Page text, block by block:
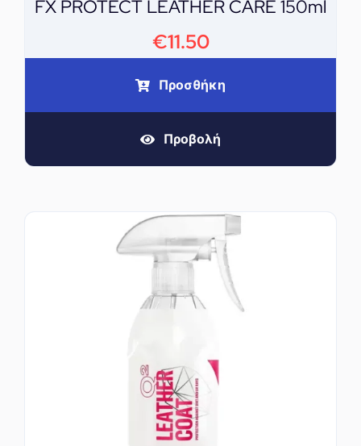
FX PROTECT LEATHER CARE 150ml
€11.50
Προσθήκη
Προβολή